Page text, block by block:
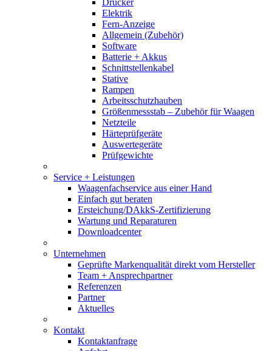
Drucker
Elektrik
Fern-Anzeige
Allgemein (Zubehör)
Software
Batterie + Akkus
Schnittstellenkabel
Stative
Rampen
Arbeitsschutzhauben
Größenmessstab – Zubehör für Waagen
Netzteile
Härteprüfgeräte
Auswertegeräte
Prüfgewichte
Service + Leistungen
Waagenfachservice aus einer Hand
Einfach gut beraten
Ersteichung/DAkkS-Zertifizierung
Wartung und Reparaturen
Downloadcenter
Unternehmen
Geprüfte Markenqualität direkt vom Hersteller
Team + Ansprechpartner
Referenzen
Partner
Aktuelles
Kontakt
Kontaktanfrage